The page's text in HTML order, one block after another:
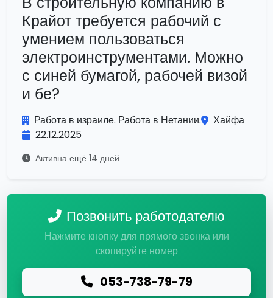
Крайот требуется рабочий с
умением пользоваться
электроинструментами. Можно
с синей бумагой, рабочей визой
и бе?
Работа в израиле. Работа в Нетании.
Хайфа
22.12.2025
Активна ещё 14 дней
Позвонить работодателю
Нажмите кнопку для прямого звонка или
скопируйте номер
053-738-79-79